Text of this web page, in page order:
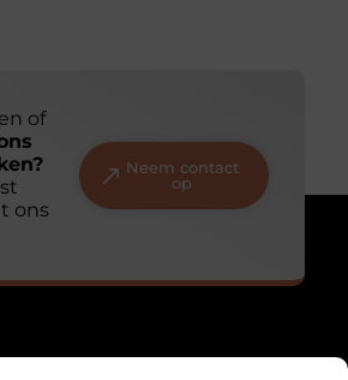
of
ons
Neem contact
op